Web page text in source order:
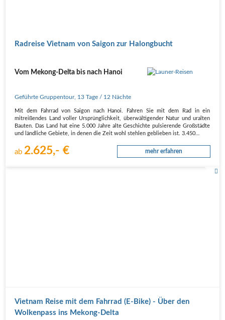
Radreise Vietnam von Saigon zur Halongbucht
Vom Mekong-Delta bis nach Hanoi
Geführte Gruppentour, 13 Tage / 12 Nächte
Mit dem Fahrrad von Saigon nach Hanoi. Fahren Sie mit dem Rad in ein
mitreißendes Land voller Ursprünglichkeit, überwältigender Natur und uralten
Bauten. Das Land hat eine 5.000 Jahre alte Geschichte pulsierende Großstädte
und ländliche Gebiete, in denen die Zeit wohl stehlen geblieben ist. 3.450…
ab2.625,- € mehr erfahren
Vietnam Reise mit dem Fahrrad (E-Bike) - Über den
Wolkenpass ins Mekong-Delta